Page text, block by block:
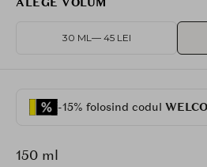
30 ML— 45 LEI
-15% folosind codul
150 ml